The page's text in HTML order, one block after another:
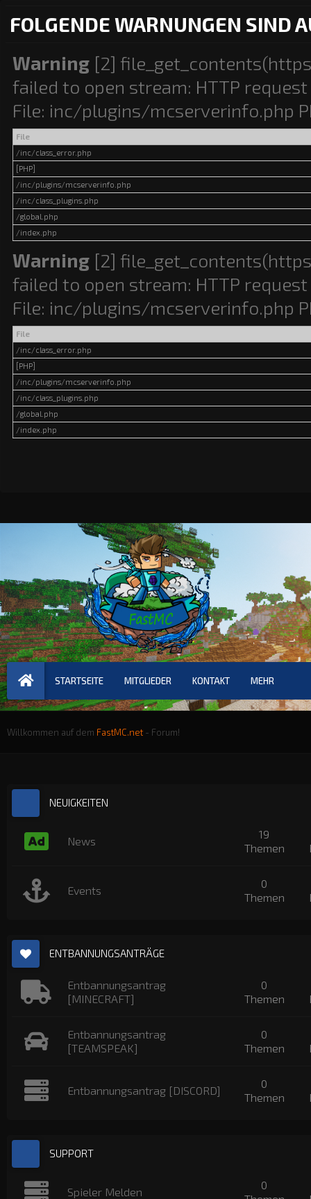
FOLGENDE WARNUNGEN SIND
Warning [2]
failed to open stream: HTTP
File: inc/plugins/mcserverinfo.php
File
/inc/class_error.php
[PHP]
/inc/plugins/mcserverinfo.php
/inc/class_plugins.php
/global.php
/index.php
Warning [2]
failed to open stream: HTTP
File: inc/plugins/mcserverinfo.php
File
/inc/class_error.php
[PHP]
/inc/plugins/mcserverinfo.php
/inc/class_plugins.php
/global.php
/index.php
STARTSEITE MITGLIEDER KONTAKT MEHR
Willkommen auf dem FastMC.net - Forum!
NEUIGKEITEN
News
19
Themen
Events
0
Themen
ENTBANNUNGSANTRÄGE
Entbannungsantrag
[MINECRAFT]
0
Themen
Entbannungsantrag
[TEAMSPEAK]
0
Themen
Entbannungsantrag [DISCORD]
0
Themen
SUPPORT
Spieler Melden
0